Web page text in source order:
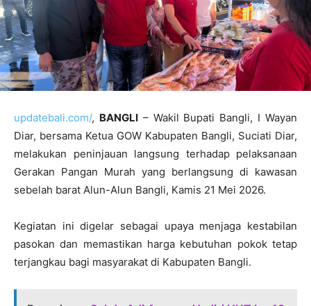
updatebali.com/, BANGLI– Wakil Bupati Bangli, I Wayan
Diar, bersama Ketua GOW Kabupaten Bangli, Suciati Diar,
melakukan peninjauan langsung terhadap pelaksanaan
Gerakan Pangan Murah yang berlangsung di kawasan
sebelah barat Alun-Alun Bangli, Kamis 21 Mei 2026.
Kegiatan ini digelar sebagai upaya menjaga kestabilan
pasokan dan memastikan harga kebutuhan pokok tetap
terjangkau bagi masyarakat di Kabupaten Bangli.